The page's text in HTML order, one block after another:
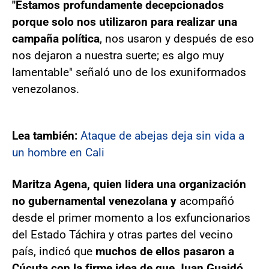
"Estamos profundamente decepcionados
porque solo nos utilizaron para realizar una
campaña política, nos usaron y después de eso
nos dejaron a nuestra suerte; es algo muy
lamentable" señaló uno de los exuniformados
venezolanos.
Lea también: Ataque de abejas deja sin vida a
un hombre en Cali
Maritza Agena, quien lidera una organización
no gubernamental venezolana y acompañó
desde el primer momento a los exfuncionarios
del Estado Táchira y otras partes del vecino
país, indicó que muchos de ellos pasaron a